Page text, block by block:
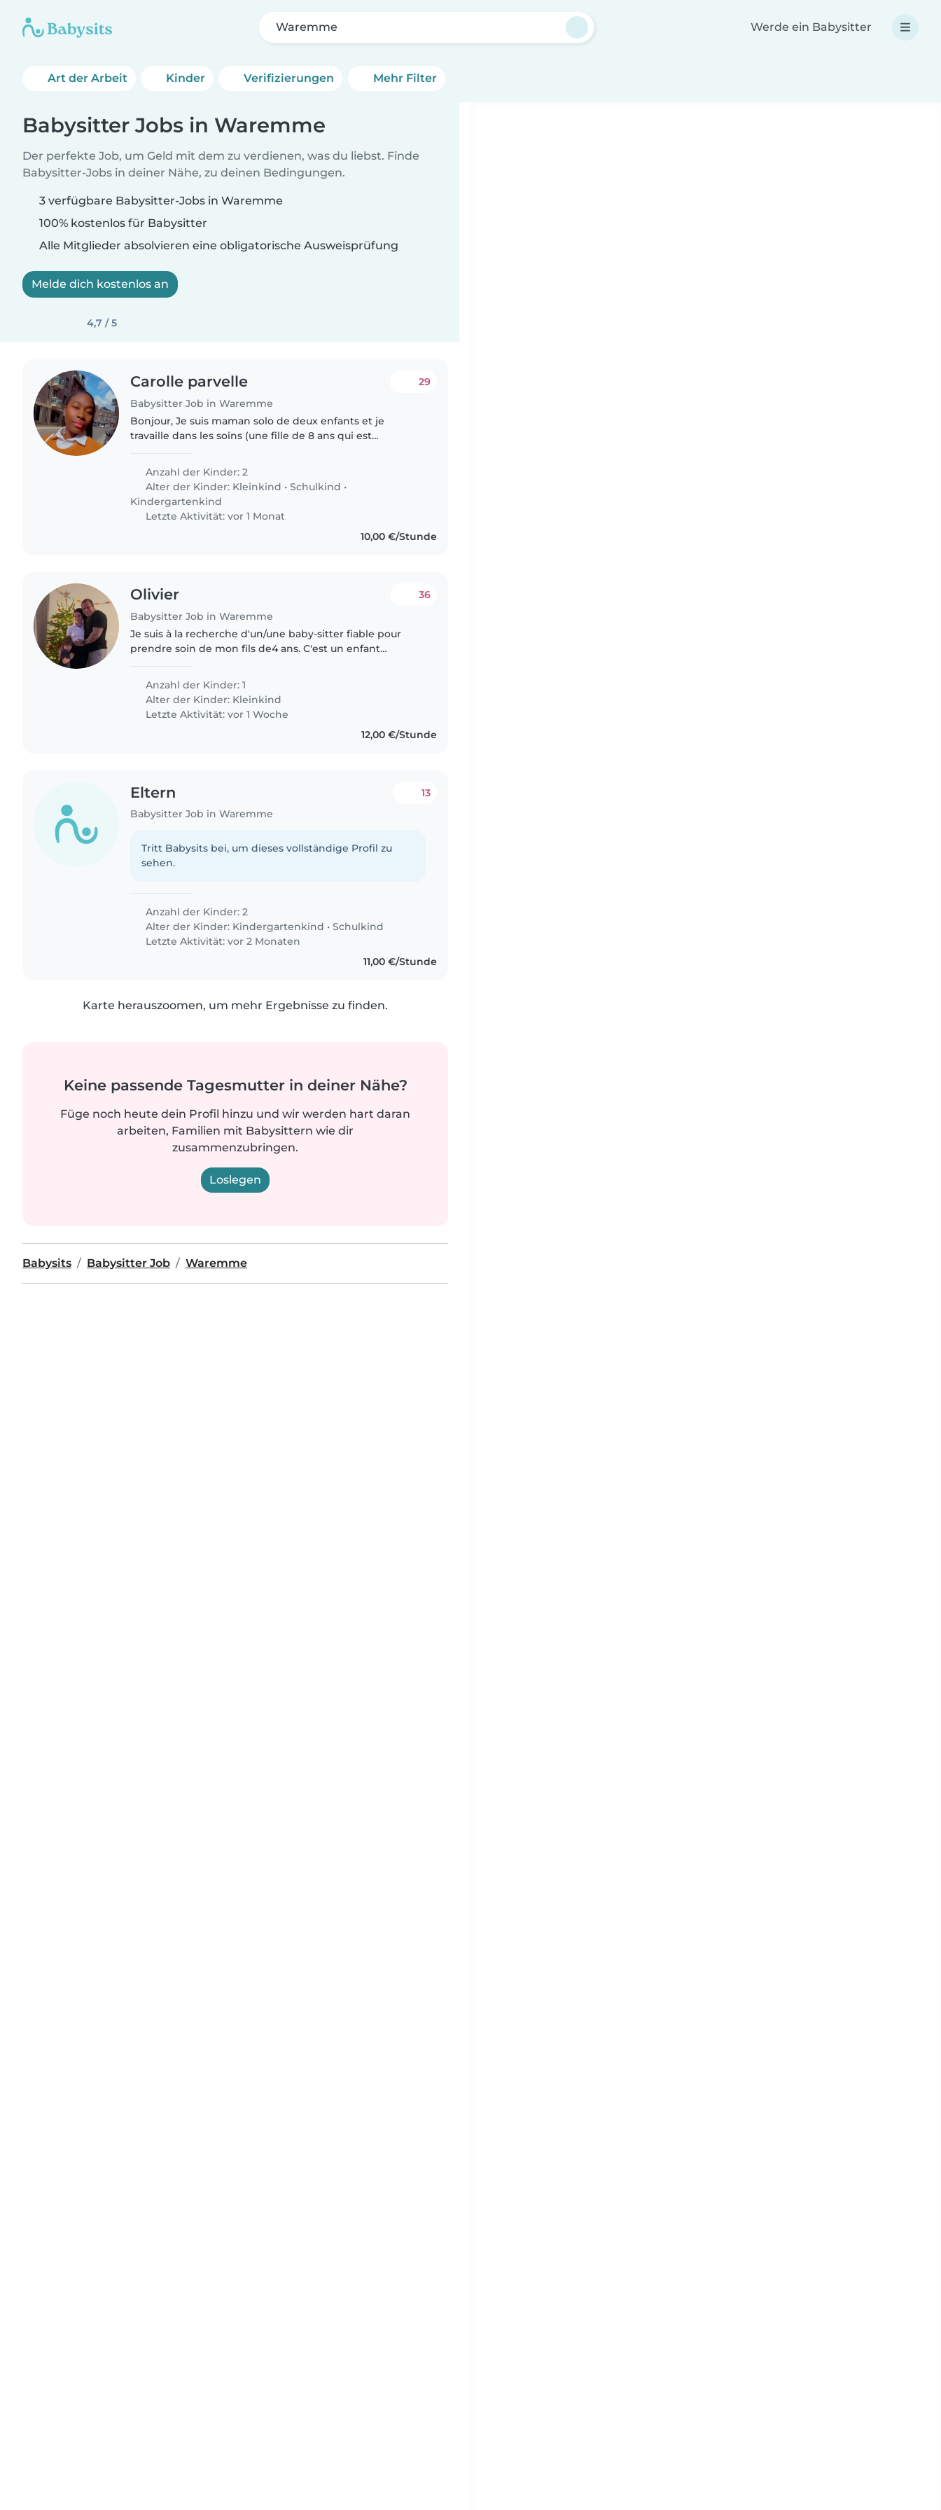
Waremme Werde ein Babysitter
Art der Arbeit Kinder Verifizierungen Mehr Filter
Babysitter Jobs in Waremme
Der perfekte Job, um Geld mit dem zu verdienen, was du liebst. Finde
Babysitter-Jobs in deiner Nähe, zu deinen Bedingungen.
3 verfügbare Babysitter-Jobs in Waremme
100% kostenlos für Babysitter
Alle Mitglieder absolvieren eine obligatorische Ausweisprüfung
Melde dich kostenlos an
4,7 / 5
Carolle parvelle
Babysitter Job in Waremme
29
Bonjour, Je suis maman solo de deux enfants et je
travaille dans les soins (une fille de 8 ans qui est
une personne de confiance..
Anzahl der Kinder: 2
Alter der Kinder: Kleinkind •Schulkind •
Kindergartenkind
Letzte Aktivität: vor 1 Monat
10,00 €/Stunde
Olivier
Babysitter Job in Waremme
36
Je suis à la recherche d'un/une baby-sitter fiable pour
prendre soin de mon fils de4 ans. C'est un enfant
Anzahl der Kinder: 1
Alter der Kinder: Kleinkind
Letzte Aktivität: vor 1 Woche
12,00 €/Stunde
Eltern
Babysitter Job in Waremme
13
Tritt Babysits bei, um dieses vollständige Profil zu
sehen.
Anzahl der Kinder: 2
Alter der Kinder: Kindergartenkind •Schulkind
Letzte Aktivität: vor 2 Monaten
11,00 €/Stunde
Karte herauszoomen, um mehr Ergebnisse zu finden.
Keine passende Tagesmutter in deiner Nähe?
Füge noch heute dein Profil hinzu und wir werden hart daran
arbeiten, Familien mit Babysittern wie dir
zusammenzubringen.
Loslegen
Babysits Babysitter Job Waremme